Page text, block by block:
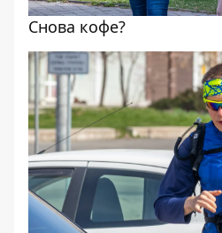
Снова кофе?